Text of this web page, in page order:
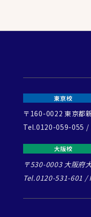
東京校
〒160-0022 東京都
Tel.0120-059-055 /
大阪校
〒530-0003大阪府
Tel.0120-531-601 /